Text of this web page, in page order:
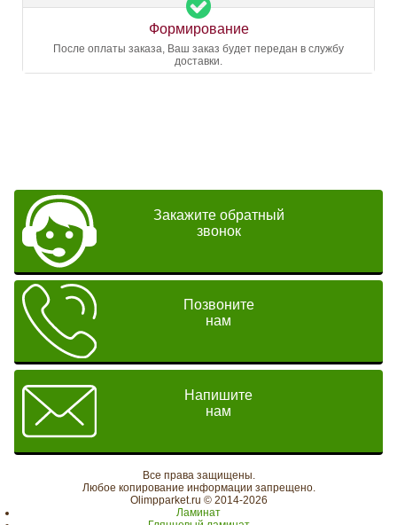
Формирование
После оплаты заказа, Ваш заказ будет передан в службу
доставки.
Закажите обратный
звонок
Позвоните
нам
Напишите
нам
Все права защищены.
Любое копирование информации запрещено.
Olimpparket.ru © 2014-2026
Ламинат